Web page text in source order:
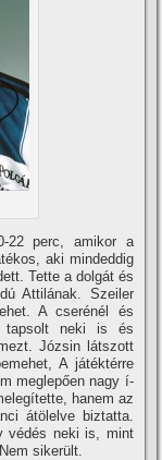
22 perc, amikor a
aki mindeddig
Tette a dolgát és
Attilának. Szeiler
A cserénél és
tapsolt neki is és
Józsin látszott
A játéktérre
meglepően nagy í­
hanem az
átölelve biztatta.
védés neki is, mint
sikerült.